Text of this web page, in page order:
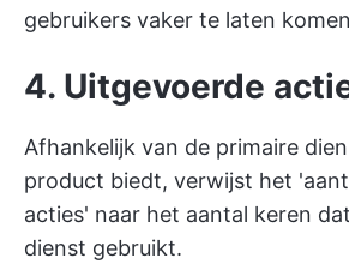
gebruikers vaker te laten
4. Uitgevoerde
Afhankelijk van de primaire
product biedt, verwijst het
acties' naar het aantal keren
dienst gebruikt.